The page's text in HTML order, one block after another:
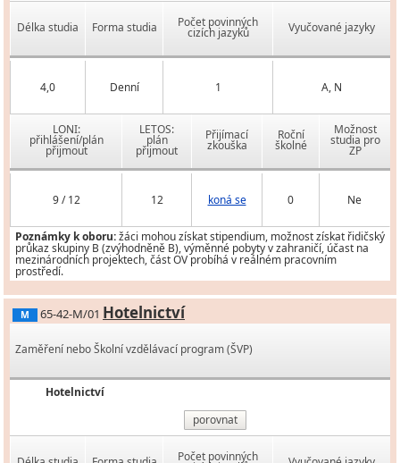
Délka studia Forma studia Počet povinných
cizích jazyků Vyučované jazyky
4,0 Denní 1 A, N
LONI:
přihlášení/plán
přijmout
LETOS:
plán
přijmout
Přijímací
zkouška
Roční
školné
Možnost
studia pro
ZP
9 / 12 12 koná se 0 Ne
Poznámky k oboru:žáci mohou získat stipendium, možnost získat řidičský
průkaz skupiny B (zvýhodněně B), výměnné pobyty v zahraničí, účast na
mezinárodních projektech, část OV probíhá v reálném pracovním
prostředí.
M 65-42-M/01 Hotelnictví
Zaměření nebo Školní vzdělávací program (ŠVP)
Hotelnictví
porovnat
Počet povinných